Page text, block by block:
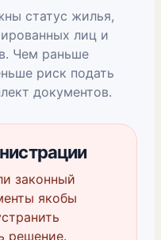
статус жилья,
лиц и
Чем раньше
риск подать
документов.
законный
якобы
решение.